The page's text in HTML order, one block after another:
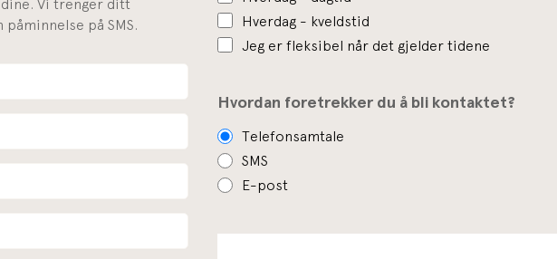
Vi trenger ditt
på SMS.
Hverdag - kveldstid
Jeg er fleksibel når det gjelder tidene
Hvordan foretrekker du å bli kontaktet?
Telefonsamtale
SMS
E-post